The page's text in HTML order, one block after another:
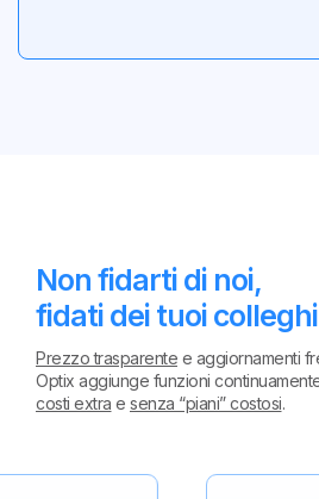
Non fidarti di noi,
fidati dei tuoi colleghi
Prezzo trasparente e aggiornamenti
Optix aggiunge funzioni
costi extra e senza “piani” costosi.